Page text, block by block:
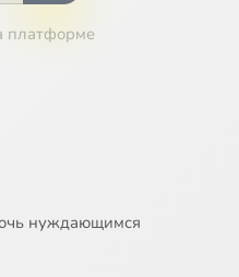
платформе
нуждающимся